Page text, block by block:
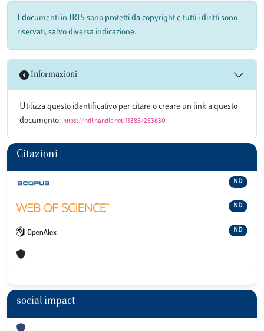
I documenti in IRIS sono protetti da copyright e tutti i diritti sono
riservati, salvo diversa indicazione.
Informazioni
Utilizza questo identificativo per citare o creare un link a questo
documento: https://hdl.handle.net/11385/253630
Citazioni
ND
ND
ND
social impact